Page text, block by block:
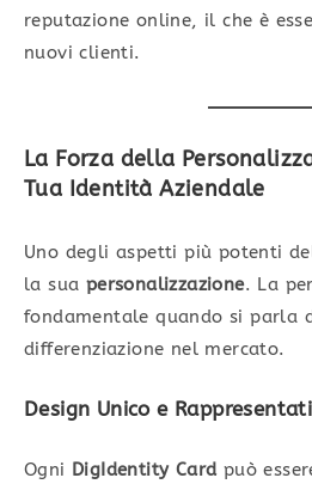
reputazione online, il che è
nuovi clienti.
La Forza della
Tua Identità Aziendale
Uno degli aspetti più potenti
la sua personalizzazione. La
fondamentale quando si parla
differenziazione nel mercato.
Design Unico e
Ogni DigIdentity Cardpuò